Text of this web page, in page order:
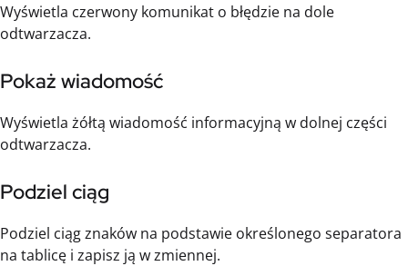
Wyświetla czerwony komunikat o błędzie na dole
odtwarzacza.
Pokaż wiadomość
Wyświetla żółtą wiadomość informacyjną w dolnej części
odtwarzacza.
Podziel ciąg
Podziel ciąg znaków na podstawie określonego separatora
na tablicę i zapisz ją w zmiennej.